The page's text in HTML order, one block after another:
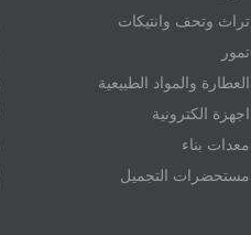
تراث وتحف وانتيكات
تمور
العطارة والمواد الطبيعية
اجهزة الكترونية
معدات بناء
مستحضرات التجميل